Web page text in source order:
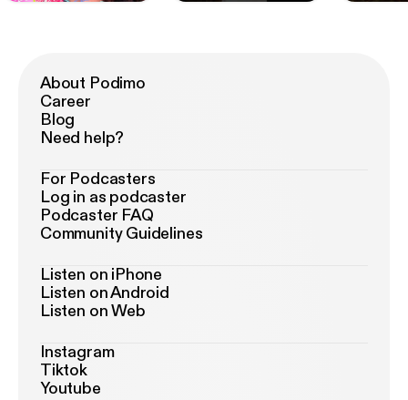
About Podimo
Career
Blog
Need help?
For Podcasters
Log in as podcaster
Podcaster FAQ
Community Guidelines
Listen on iPhone
Listen on Android
Listen on Web
Instagram
Tiktok
Youtube